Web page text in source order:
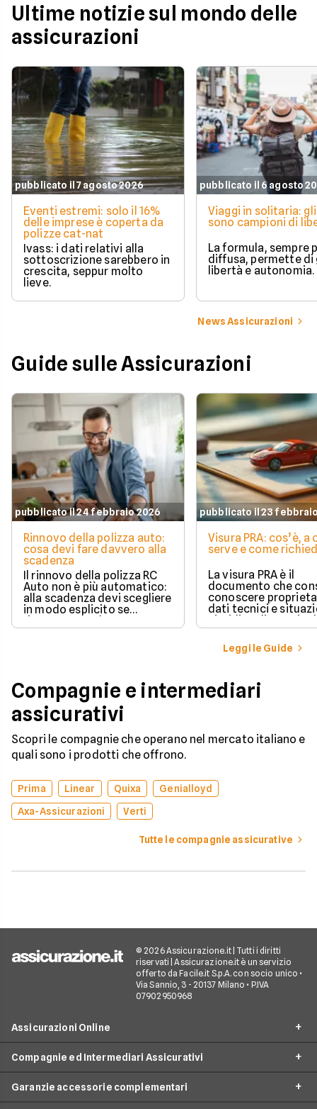
Ultime notizie sul mondo delle
assicurazioni
pubblicato il 7 agosto 2026
Eventi estremi: solo il 16%
delle imprese è coperta da
polizze cat-nat
Ivass: i dati relativi alla
sottoscrizione sarebbero in
crescita, seppur molto
lieve.
pubblicato il 6 agosto
Viaggi in solitaria:
sono campioni di
La formula, sempre
diffusa, permette di
libertà e autonomia.
News Assicurazioni
Guide sulle Assicurazioni
pubblicato il 24 febbraio 2026
Rinnovo della polizza auto:
cosa devi fare davvero alla
scadenza
Il rinnovo della polizza RC
Auto non è più automatico:
alla scadenza devi scegliere
in modo esplicito se
rinnovare con la stessa
compagnia o stipulare un
pubblicato il 23
Visura PRA: cos’è, a
serve e come
La visura PRA è il
documento che
conoscere
dati tecnici e
giuridica di un
iscritto al Pubblico
Automobilistico.
Leggi le Guide
Compagnie e intermediari
assicurativi
Scopri le compagnie che operano nel mercato italiano e
quali sono i prodotti che offrono.
Prima Linear Quixa
Genialloyd
Axa-Assicurazioni
Verti
Tutte le compagnie assicurative
© 2026 Assicurazione.it | Tutti i diritti
riservati | Assicurazione.it è un servizio
offerto da Facile.it S.p.A. con socio unico •
Via Sannio, 3 - 20137 Milano • P.IVA
07902950968
Assicurazioni Online
RC Auto
RC Moto
Compagnie ed Intermediari Assicurativi
Garanzie accessorie complementari